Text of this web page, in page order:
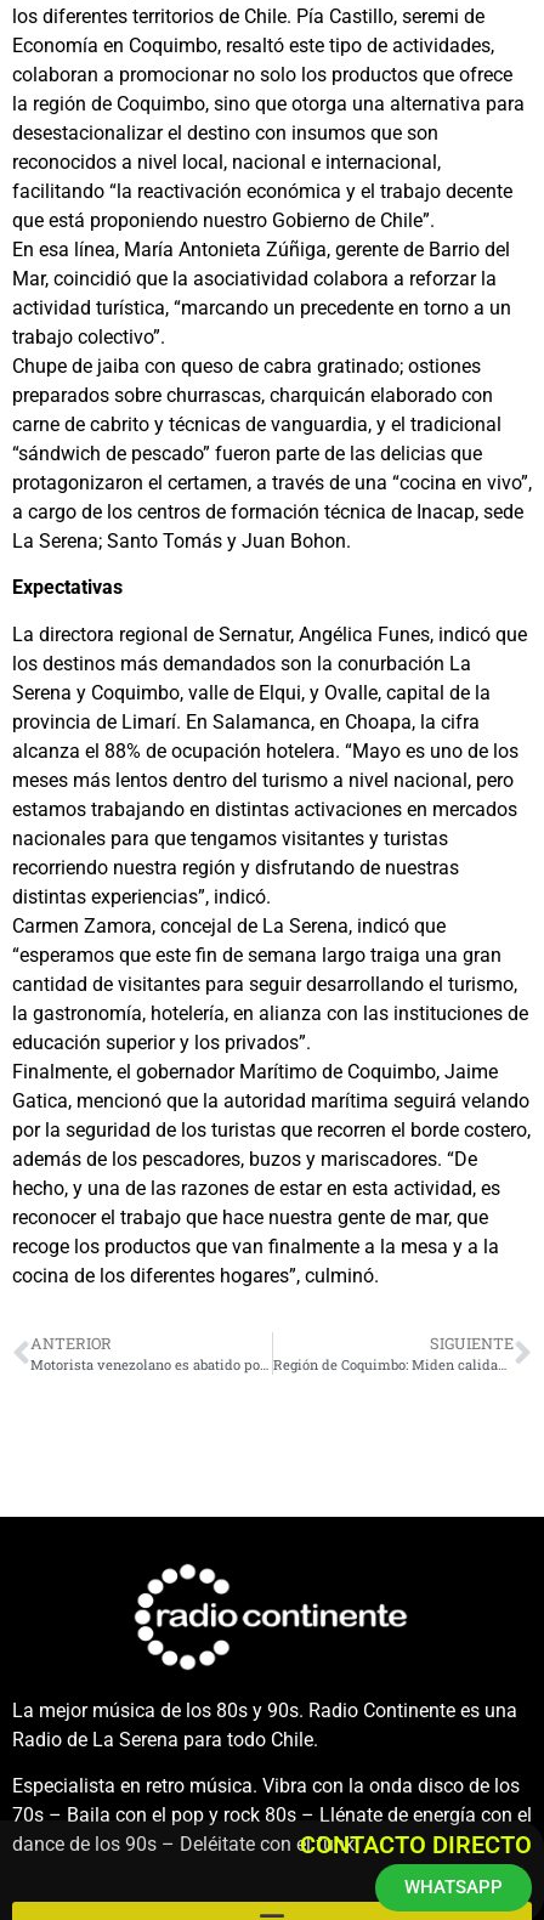
los diferentes territorios de Chile. Pía Castillo, seremi de
Economía en Coquimbo, resaltó este tipo de actividades,
colaboran a promocionar no solo los productos que ofrece
la región de Coquimbo, sino que otorga una alternativa para
desestacionalizar el destino con insumos que son
reconocidos a nivel local, nacional e internacional,
facilitando “la reactivación económica y el trabajo decente
que está proponiendo nuestro Gobierno de Chile”.
En esa línea, María Antonieta Zúñiga, gerente de Barrio del
Mar, coincidió que la asociatividad colabora a reforzar la
actividad turística, “marcando un precedente en torno a un
trabajo colectivo”.
Chupe de jaiba con queso de cabra gratinado; ostiones
preparados sobre churrascas, charquicán elaborado con
carne de cabrito y técnicas de vanguardia, y el tradicional
“sándwich de pescado” fueron parte de las delicias que
protagonizaron el certamen, a través de una “cocina en vivo”,
a cargo de los centros de formación técnica de Inacap, sede
La Serena; Santo Tomás y Juan Bohon.
Expectativas
La directora regional de Sernatur, Angélica Funes, indicó que
los destinos más demandados son la conurbación La
Serena y Coquimbo, valle de Elqui, y Ovalle, capital de la
provincia de Limarí. En Salamanca, en Choapa, la cifra
alcanza el 88% de ocupación hotelera. “Mayo es uno de los
meses más lentos dentro del turismo a nivel nacional, pero
estamos trabajando en distintas activaciones en mercados
nacionales para que tengamos visitantes y turistas
recorriendo nuestra región y disfrutando de nuestras
distintas experiencias”, indicó.
Carmen Zamora, concejal de La Serena, indicó que
“esperamos que este fin de semana largo traiga una gran
cantidad de visitantes para seguir desarrollando el turismo,
la gastronomía, hotelería, en alianza con las instituciones de
educación superior y los privados”.
Finalmente, el gobernador Marítimo de Coquimbo, Jaime
Gatica, mencionó que la autoridad marítima seguirá velando
por la seguridad de los turistas que recorren el borde costero,
además de los pescadores, buzos y mariscadores. “De
hecho, y una de las razones de estar en esta actividad, es
reconocer el trabajo que hace nuestra gente de mar, que
recoge los productos que van finalmente a la mesa y a la
cocina de los diferentes hogares”, culminó.
ANTERIOR
Motorista venezolano es abatido por carabinero al evitar fiscalización y lanzarse contra el uniformado
SIGUIENTE
Región de Coquimbo: Miden calidad de cielos nocturnos para evaluar nueva norma lumínica
La mejor música de los 80s y 90s. Radio Continente es una
Radio de La Serena para todo Chile.
Especialista en retro música. Vibra con la onda disco de los
70s – Baila con el pop y rock 80s – Llénate de energía con el
dance de los 90s – Deléitate con el funk.CONTACTO DIRECTO
WHATSAPP